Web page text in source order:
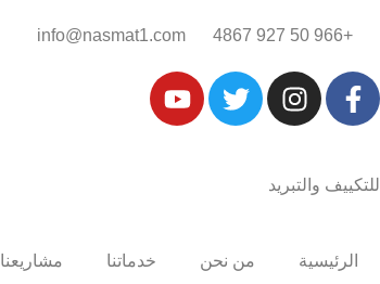
+966 50 927 4867‎‏
info@nasmat1.com
للتكييف والتبريد
الرئيسية من نحن خدماتنا مشاريعنا